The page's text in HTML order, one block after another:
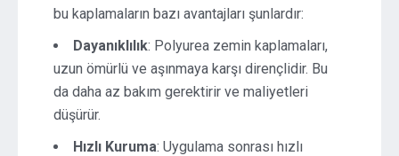
bu kaplamaların bazı avantajları şunlardır:
Dayanıklılık: Polyurea zemin kaplamaları,
uzun ömürlü ve aşınmaya karşı dirençlidir. Bu
da daha az bakım gerektirir ve maliyetleri
düşürür.
Hızlı Kuruma: Uygulama sonrası hızlı